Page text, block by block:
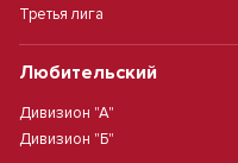
Третья лига
Любительский
Дивизион "А"
Дивизион "Б"